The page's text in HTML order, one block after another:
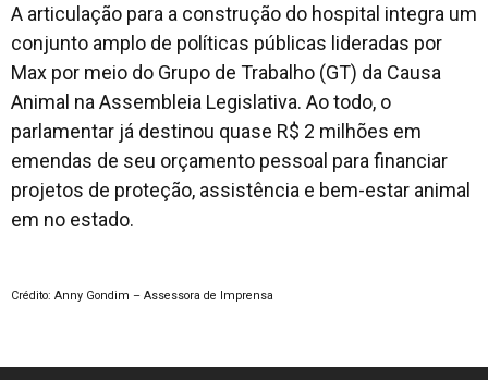
A articulação para a construção do hospital integra um
conjunto amplo de políticas públicas lideradas por
Max por meio do Grupo de Trabalho (GT) da Causa
Animal na Assembleia Legislativa. Ao todo, o
parlamentar já destinou quase R$ 2 milhões em
emendas de seu orçamento pessoal para financiar
projetos de proteção, assistência e bem-estar animal
em no estado.
Crédito: Anny Gondim – Assessora de Imprensa